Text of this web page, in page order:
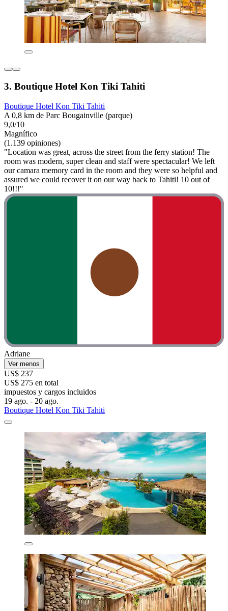
3. Boutique Hotel Kon Tiki Tahiti
Boutique Hotel Kon Tiki Tahiti
A 0,8 km de Parc Bougainville (parque)
9,0/10
Magnífico
(1.139 opiniones)
"Location was great, across the street from the ferry station! The
room was modern, super clean and staff were spectacular! We left
our camara memory card in the room and they were so helpful and
assured we could recover it on our way back to Tahiti! 10 out of
10!!!"
Adriane
Ver menos
US$ 237
US$ 275 en total
impuestos y cargos incluidos
19 ago. - 20 ago.
Boutique Hotel Kon Tiki Tahiti